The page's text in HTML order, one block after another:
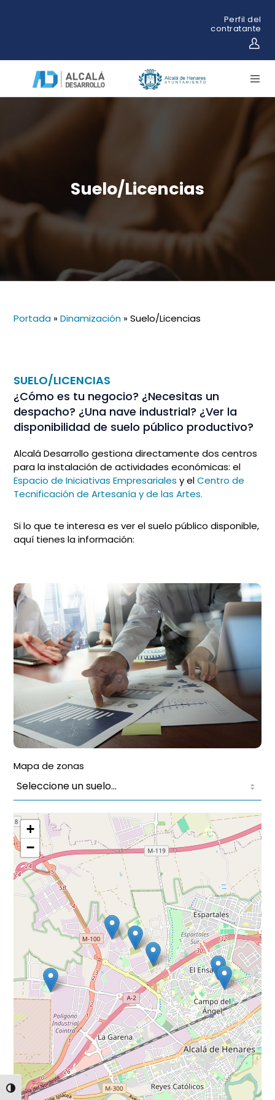
ALTERNAR ALTO CONTRASTE
Perfil del
contratante
Suelo/Licencias
Portada »Dinamización »Suelo/Licencias
SUELO/LICENCIAS
¿Cómo es tu negocio? ¿Necesitas un
despacho? ¿Una nave industrial? ¿Ver la
disponibilidad de suelo público productivo?
Alcalá Desarrollo gestiona directamente dos centros
para la instalación de actividades económicas: el
Espacio de Iniciativas Empresariales y elCentro de
Tecnificación de Artesanía y de las Artes.
Si lo que te interesa es ver el suelo público disponible,
aquí tienes la información:
Mapa de zonas
+
−